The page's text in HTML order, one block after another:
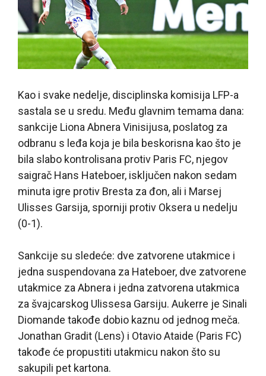
Kao i svake nedelje, disciplinska komisija LFP-a
sastala se u sredu. Među glavnim temama dana:
sankcije Liona Abnera Vinisijusa, poslatog za
odbranu s leđa koja je bila beskorisna kao što je
bila slabo kontrolisana protiv Paris FC, njegov
saigrač Hans Hateboer, isključen nakon sedam
minuta igre protiv Bresta za đon, ali i Marsej
Ulisses Garsija, sporniji protiv Oksera u nedelju
(0-1).
Sankcije su sledeće: dve zatvorene utakmice i
jedna suspendovana za Hateboer, dve zatvorene
utakmice za Abnera i jedna zatvorena utakmica
za švajcarskog Ulissesa Garsiju. Aukerre je Sinali
Diomande takođe dobio kaznu od jednog meča.
Jonathan Gradit (Lens) i Otavio Ataide (Paris FC)
takođe će propustiti utakmicu nakon što su
sakupili pet kartona.